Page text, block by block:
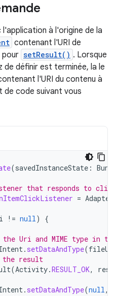
à l'origine de la
contenant l'URI de
setResult() . Lorsque
de définir est terminée, la le
l'URI du contenu à
code suivant vous
(savedInstanceState :
that responds to
=
!= null)
{
Uri and MIME type in
. setDataAndType(
result
(Activity.RESULT_OK,
. setDataAndType(null,